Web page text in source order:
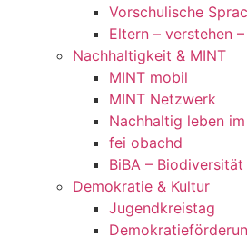
Vorschulische
Eltern – verstehen
Nachhaltigkeit & MINT
MINT mobil
MINT Netzwerk
Nachhaltig leben
fei obachd
BiBA –
Demokratie & Kultur
Jugendkreistag